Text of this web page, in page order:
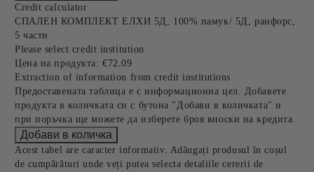
Credit calculator
СПАЛЕН КОМПЛЕКТ ЕЛХИ 5Д, 100% памук/ 5Д, ранфорс,
5 части
Please select credit institution
Цена на продукта: €72.09
Extraction of information from credit institutions
Предоставената таблица е с информационна цел. Добавете
продукта в количката си с бутона "Добави в количката" и
при поръчка ще можете да изберете броя вноски на кредита.
Acest tabel are caracter informativ. Adăugați produsul în coșul
de cumpărături unde veți putea selecta detaliile cererii de